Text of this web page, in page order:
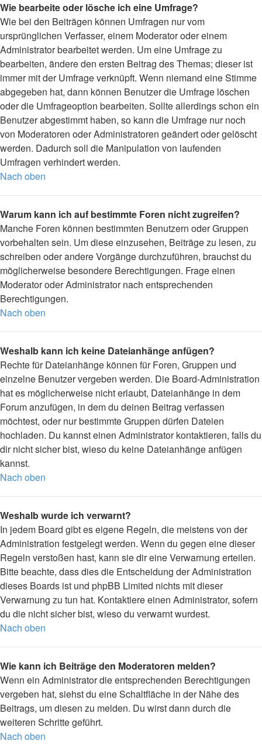
Wie bearbeite oder lösche ich eine Umfrage?
Wie bei den Beiträgen können Umfragen nur vom
ursprünglichen Verfasser, einem Moderator oder einem
Administrator bearbeitet werden. Um eine Umfrage zu
bearbeiten, ändere den ersten Beitrag des Themas; dieser ist
immer mit der Umfrage verknüpft. Wenn niemand eine Stimme
abgegeben hat, dann können Benutzer die Umfrage löschen
oder die Umfrageoption bearbeiten. Sollte allerdings schon ein
Benutzer abgestimmt haben, so kann die Umfrage nur noch
von Moderatoren oder Administratoren geändert oder gelöscht
werden. Dadurch soll die Manipulation von laufenden
Umfragen verhindert werden.
Nach oben
Warum kann ich auf bestimmte Foren nicht zugreifen?
Manche Foren können bestimmten Benutzern oder Gruppen
vorbehalten sein. Um diese einzusehen, Beiträge zu lesen, zu
schreiben oder andere Vorgänge durchzuführen, brauchst du
möglicherweise besondere Berechtigungen. Frage einen
Moderator oder Administrator nach entsprechenden
Berechtigungen.
Nach oben
Weshalb kann ich keine Dateianhänge anfügen?
Rechte für Dateianhänge können für Foren, Gruppen und
einzelne Benutzer vergeben werden. Die Board-Administration
hat es möglicherweise nicht erlaubt, Dateianhänge in dem
Forum anzufügen, in dem du deinen Beitrag verfassen
möchtest, oder nur bestimmte Gruppen dürfen Dateien
hochladen. Du kannst einen Administrator kontaktieren, falls du
dir nicht sicher bist, wieso du keine Dateianhänge anfügen
kannst.
Nach oben
Weshalb wurde ich verwarnt?
In jedem Board gibt es eigene Regeln, die meistens von der
Administration festgelegt werden. Wenn du gegen eine dieser
Regeln verstoßen hast, kann sie dir eine Verwarnung erteilen.
Bitte beachte, dass dies die Entscheidung der Administration
dieses Boards ist und phpBB Limited nichts mit dieser
Verwarnung zu tun hat. Kontaktiere einen Administrator, sofern
du die nicht sicher bist, wieso du verwarnt wurdest.
Nach oben
Wie kann ich Beiträge den Moderatoren melden?
Wenn ein Administrator die entsprechenden Berechtigungen
vergeben hat, siehst du eine Schaltfläche in der Nähe des
Beitrags, um diesen zu melden. Du wirst dann durch die
weiteren Schritte geführt.
Nach oben